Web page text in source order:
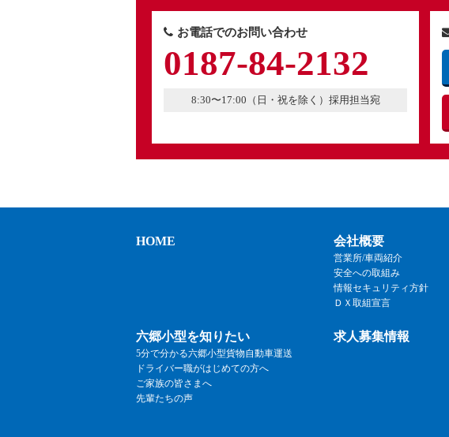
お電話でのお問い合わせ
0187-84-2132
8:30〜17:00（日・祝を除く）採用担当宛
HOME 会社概要
営業所/車両紹介
安全への取組み
情報セキュリティ方針
ＤＸ取組宣言
六郷小型を知りたい
5分で分かる六郷小型貨物自動車運送
ドライバー職がはじめての方へ
ご家族の皆さまへ
先輩たちの声
求人募集情報